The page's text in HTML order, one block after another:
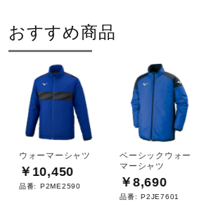
直営店一覧
取扱店一覧
2022年秋冬
おすすめ商品
ウォーマーシャツ
￥10,450
品番: P2ME2590
ベーシックウォー
マーシャツ
￥8,690
品番: P2JE7601